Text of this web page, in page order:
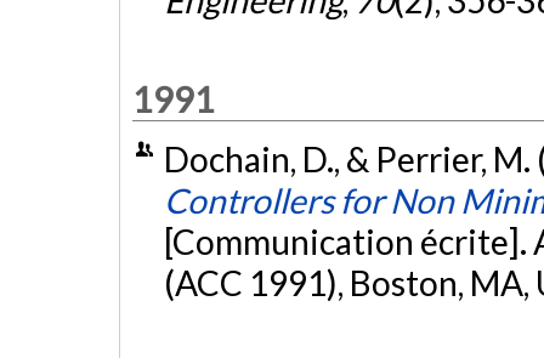
1991
Dochain, D., & Perrier,
Controllers for Non
[Communication écrite].
(ACC 1991), Boston, MA,